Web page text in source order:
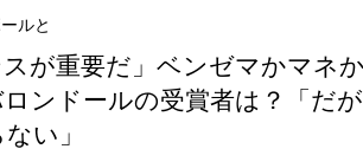
ルと
スが重要だ」ベンゼマかマネ
ンドールの受賞者は？「だ
い」